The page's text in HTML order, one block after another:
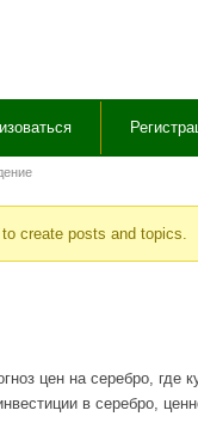
create posts and topics.
цен на серебро, где
в серебро,